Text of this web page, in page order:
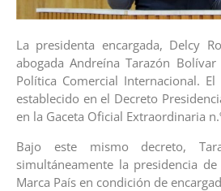
La presidenta encargada, Delcy
abogada Andreína Tarazón
Política Comercial Internacional.
establecido en el Decreto
en la Gaceta Oficial Extraordinaria
Bajo este mismo decreto,
simultáneamente la presidencia
Marca País en condición de